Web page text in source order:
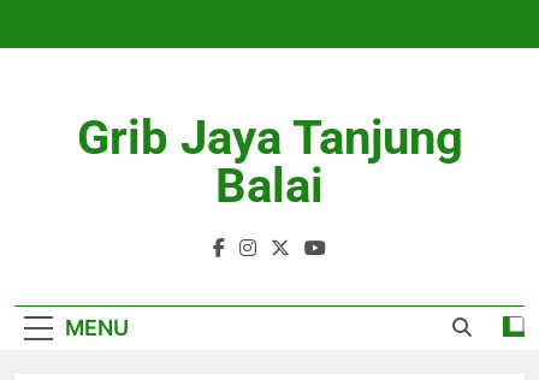
Grib Jaya Tanjung
Balai
MENU